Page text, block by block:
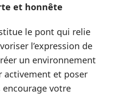
et honnête
le pont qui relie
l’expression de
un environnement
activement et poser
votre